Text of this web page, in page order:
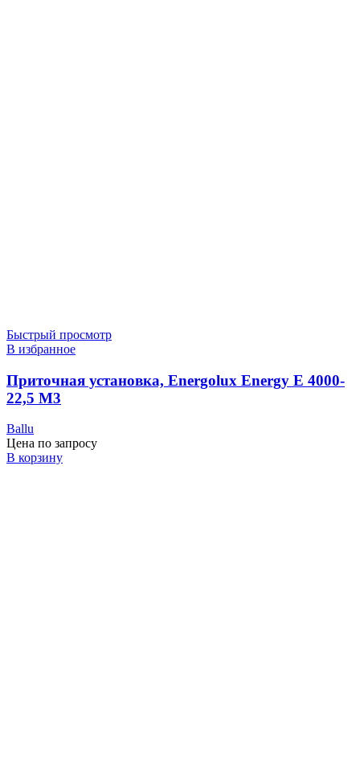
Быстрый просмотр
В избранное
Приточная установка, Energolux Energy E 4000-
22,5 M3
Ballu
Цена по запросу
В корзину